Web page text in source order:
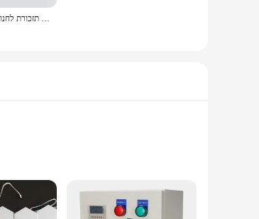
חדש חמוד צפרדעים מטבח אלקטרוני טיימר דיגיטלי 1-99 דקות בישול מחקר שעון עבודה תזכורת לחנות גאדג 'ט מטבח ביתי